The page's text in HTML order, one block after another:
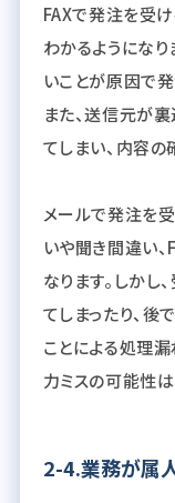
FAXで発注を受
わかるようにな
いことが原因で
また、送信元が
てしまい、内容の
メールで発注を
いや聞き間違い
なります。しか
てしまったり、後
ことによる処理
力ミスの可能性は
2-4.業務が属